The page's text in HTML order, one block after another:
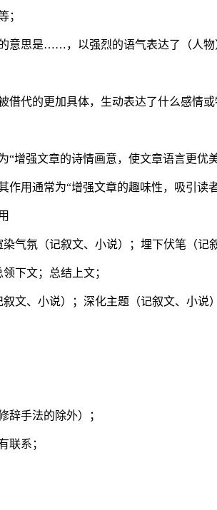
；
意思是……，以强烈的语气表达了（人
代的更加具体，生动表达了什么感情或
“增强文章的诗情画意，使文章语言更
作用通常为“增强文章的趣味性，吸引读者
气氛（记叙文、小说）；埋下伏笔（记
下文；总结上文；
文、小说）；深化主题（记叙文、小说
手法的除外）；
联系；